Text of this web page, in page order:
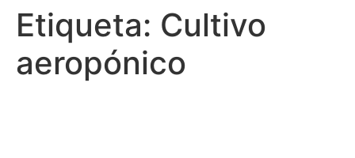
Etiqueta: Cultivo
aeropónico